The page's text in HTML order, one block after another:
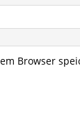
Browser